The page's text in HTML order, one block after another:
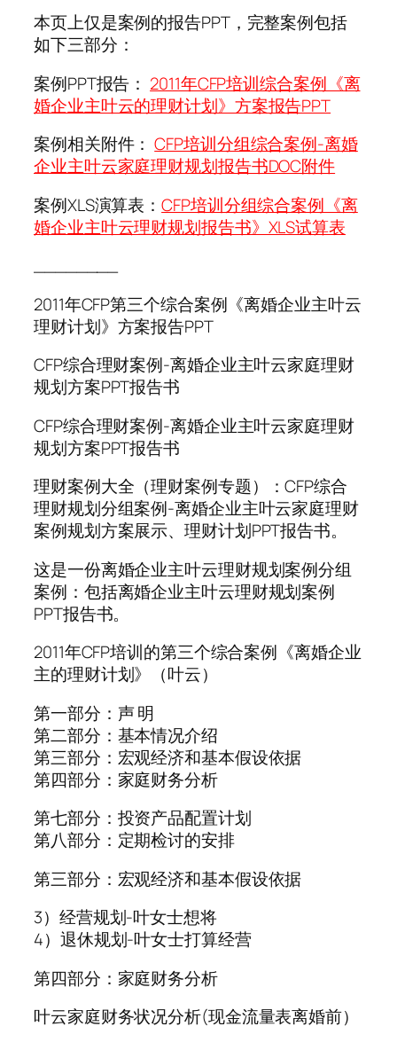
本页上仅是案例的报告PPT，完整案例包括
如下三部分：
案例PPT报告： 2011年CFP培训综合案例《离
婚企业主叶云的理财计划》方案报告PPT
案例相关附件：CFP培训分组综合案例-离婚
企业主叶云家庭理财规划报告书DOC附件
案例XLS演算表：CFP培训分组综合案例《离
婚企业主叶云理财规划报告书》XLS试算表
________
2011年CFP第三个综合案例《离婚企业主叶云
理财计划》方案报告PPT
CFP综合理财案例-离婚企业主叶云家庭理财
规划方案PPT报告书
CFP综合理财案例-离婚企业主叶云家庭理财
规划方案PPT报告书
理财案例大全（理财案例专题）：CFP综合
理财规划分组案例-离婚企业主叶云家庭理财
案例规划方案展示、理财计划PPT报告书。
这是一份离婚企业主叶云理财规划案例分组
案例：包括离婚企业主叶云理财规划案例
PPT报告书。
2011年CFP培训的第三个综合案例《离婚企业
主的理财计划》（叶云）
第一部分：声 明
第二部分：基本情况介绍
第三部分：宏观经济和基本假设依据
第四部分：家庭财务分析
第七部分：投资产品配置计划
第八部分：定期检讨的安排
第三部分：宏观经济和基本假设依据
3）经营规划-叶女士想将
4）退休规划-叶女士打算经营
第四部分：家庭财务分析
叶云家庭财务状况分析(现金流量表离婚前）